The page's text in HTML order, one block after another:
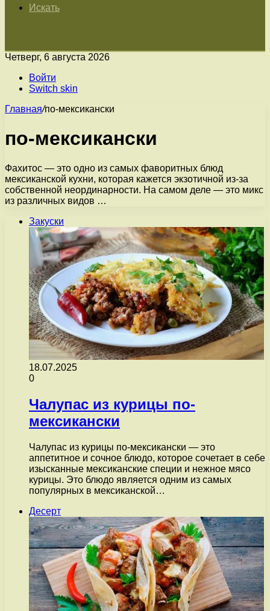
Искать
Четверг, 6 августа 2026
Войти
Switch skin
Главная/по-мексикански
по-мексикански
Фахитос — это одно из самых фаворитных блюд
мексиканской кухни, которая кажется экзотичной из-за
собственной неординарности. На самом деле — это микс
из различных видов …
Закуски
18.07.2025
0
Чалупас из курицы по-
мексикански
Чалупас из курицы по-мексикански — это
аппетитное и сочное блюдо, которое сочетает в себе
изысканные мексиканские специи и нежное мясо
курицы. Это блюдо является одним из самых
популярных в мексиканской…
Десерт